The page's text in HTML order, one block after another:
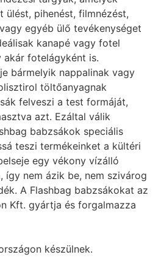
ülést, pihenést, filmnézést,
egyéb ülő tevékenységet
kanapé vagy fotel
akár fotelágyként is.
bármelyik nappalinak vagy
töltőanyagnak
felveszi a test formáját,
azt. Ezáltal válik
babzsákok speciális
teszi termékeinket a kültéri
egy vékony vízálló
így nem ázik be, nem szivárog
A Flashbag babzsákokat az
Kft. gyártja és forgalmazza
készülnek.